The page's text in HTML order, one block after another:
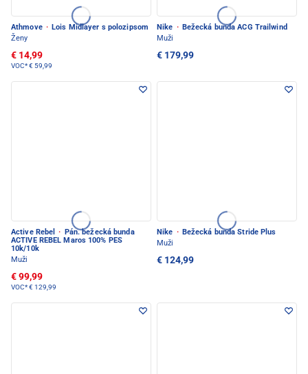
Athmove · Lois Midlayer s polozipsom
Ženy
€ 14,99
VOC*€ 59,99
Nike · Bežecká bunda ACG Trailwind
Muži
€ 179,99
Active Rebel · Pán. bežecká bunda
ACTIVE REBEL Maros 100% PES
10k/10k
Muži
€ 99,99
VOC*€ 129,99
Nike · Bežecká bunda Stride Plus
Muži
€ 124,99